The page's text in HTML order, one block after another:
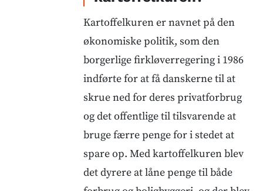
Kartoffelkuren er navnet på den
økonomiske politik, som den
borgerlige firkløverregering i 1986
indførte for at få danskerne til at
skrue ned for deres privatforbrug
og det offentlige til tilsvarende at
bruge færre penge for i stedet at
spare op. Med kartoffelkuren blev
det dyrere at låne penge til både